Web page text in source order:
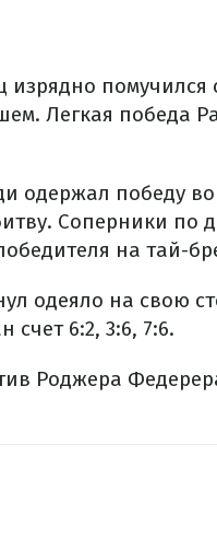
изрядно
Легкая победа
одержал победу
Соперники по
на тай-
одеяло на свою
6:2, 3:6, 7:6.
Роджера